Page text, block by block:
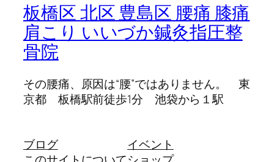
板橋区 北区 豊島区 腰痛 膝痛
肩こり いいづか鍼灸指圧整
骨院
その腰痛、原因は“腰”ではありません。 東
京都 板橋駅前徒歩1分 池袋から１駅
ブログ
イベント